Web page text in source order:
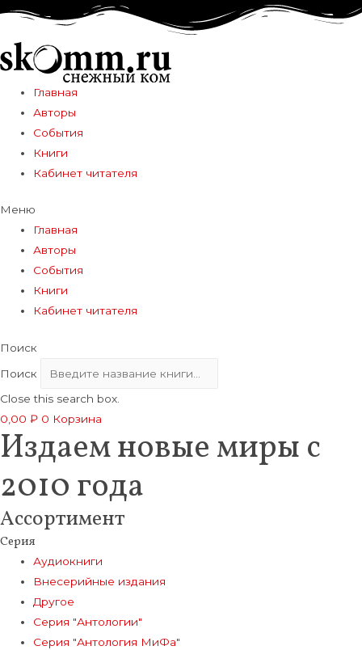
Главная
Авторы
События
Книги
Кабинет читателя
Меню
Главная
Авторы
События
Книги
Кабинет читателя
Поиск
Поиск
Close this search box.
0,00 ₽ 0 Корзина
Издаем новые миры с
2010 года
Ассортимент
Серия
Аудиокниги
Внесерийные издания
Другое
Серия "Антологии"
Серия "Антология МиФа"